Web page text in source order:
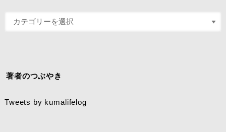
著者のつぶやき
Tweets by kumalifelog